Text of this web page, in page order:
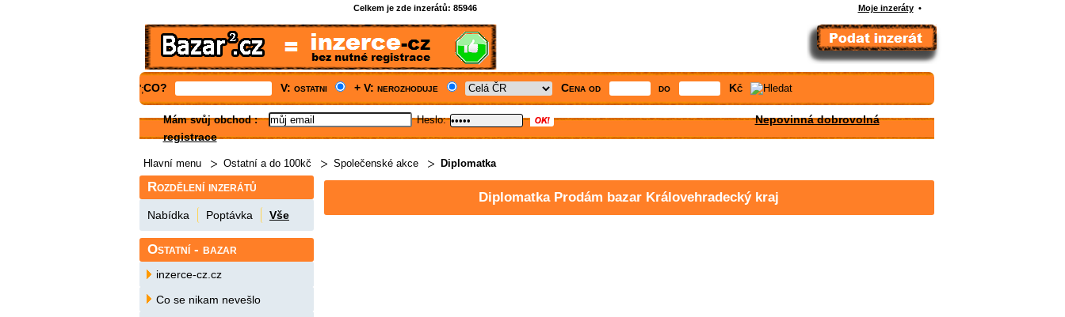
Celkem je zde inzerátů: 85946 Moje inzeráty•
';CO? V: ostatni + V: nerozhoduje Cena od do Kč
Mám svůj obchod: Heslo:
Nepovinná dobrovolná
registrace
Hlavní menu Ostatní a do 100kč Společenské akce Diplomatka
Diplomatka Prodám bazar Královehradecký kraj
Rozdělení inzerátů
Nabídka Poptávka Vše
Ostatní - bazar
inzerce-cz.cz
Co se nikam nevešlo